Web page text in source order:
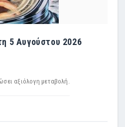
5 Αυγούστου 2026
αξιόλογη μεταβολή.